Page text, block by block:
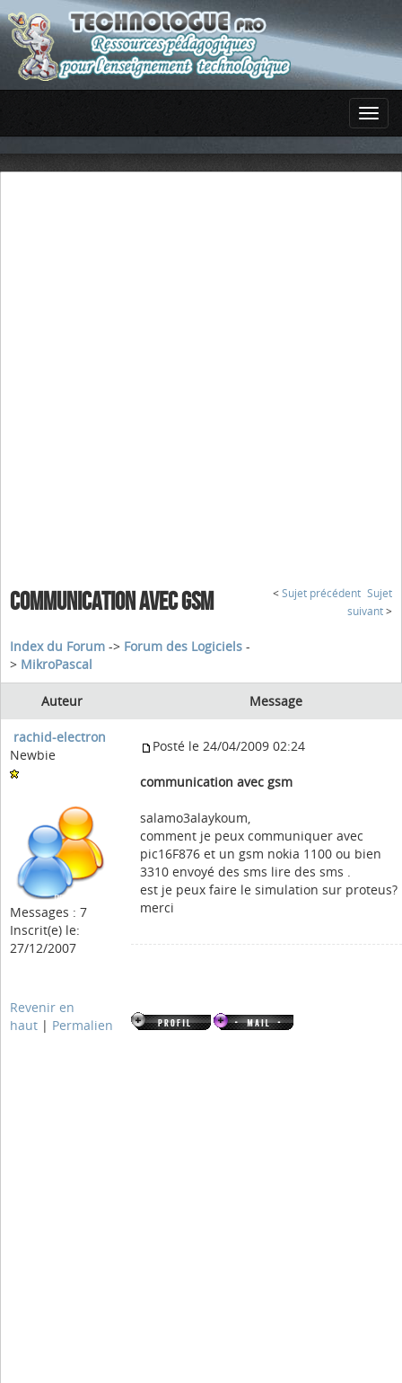
COMMUNICATION AVEC GSM < Sujet précédent Sujet
suivant >
Index du Forum -> Forum des Logiciels -
> MikroPascal
Auteur Message
rachid-electron
Newbie
Messages : 7
Inscrit(e) le:
27/12/2007
Posté le 24/04/2009 02:24
communication avec gsm
salamo3alaykoum,
comment je peux communiquer avec
pic16F876 et un gsm nokia 1100 ou bien
3310 envoyé des sms lire des sms .
est je peux faire le simulation sur proteus?
merci
Revenir en
haut | Permalien